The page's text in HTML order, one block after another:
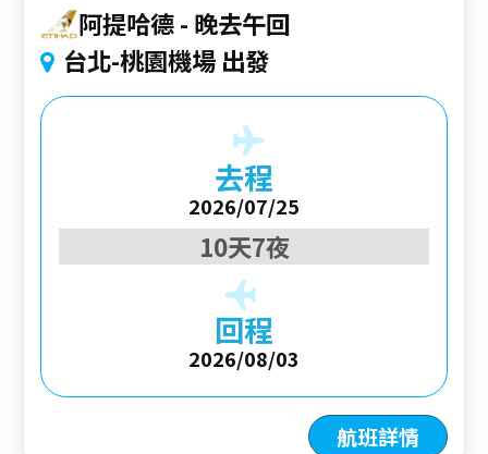
阿提哈德 晚去午回
台北-桃園機場 出發
去程
2026/07/25
10天7夜
回程
2026/08/03
航班詳情